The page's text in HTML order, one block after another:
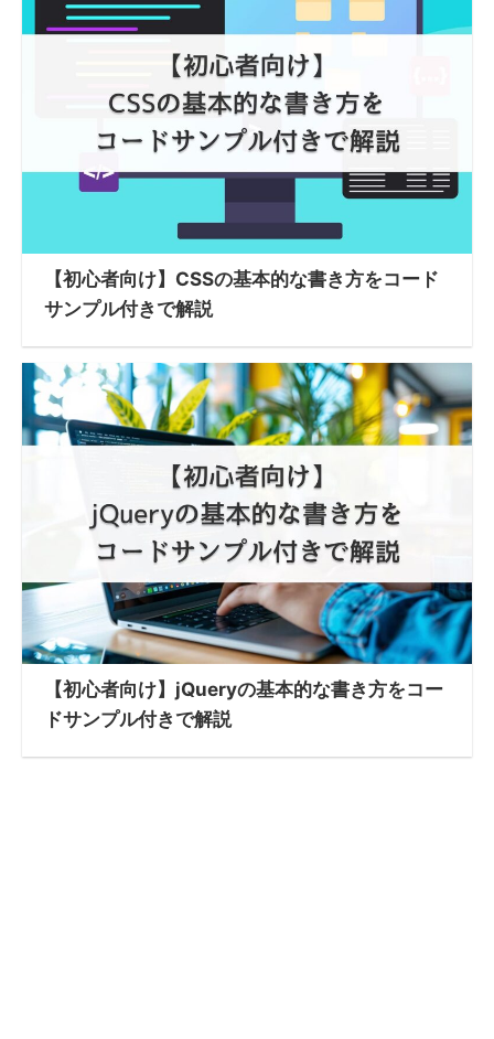
【初心者向け】CSSの基本的な書き方をコード
サンプル付きで解説
【初心者向け】jQueryの基本的な書き方をコー
ドサンプル付きで解説